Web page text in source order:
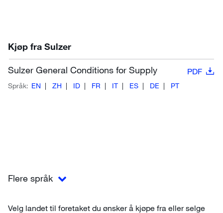
Kjøp fra Sulzer
Sulzer General Conditions for Supply PDF
Språk: EN ZH ID FR IT ES DE PT
Flere språk
Velg landet til foretaket du ønsker å kjøpe fra eller selge